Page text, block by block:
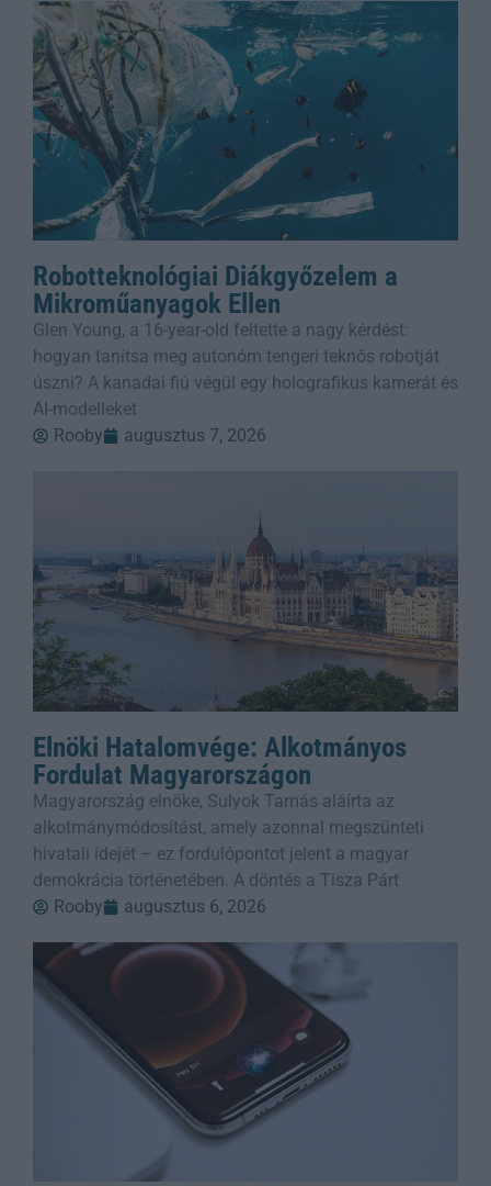
Robotteknológiai Diákgyőzelem a
Mikroműanyagok Ellen
Glen Young, a 16-year-old feltette a nagy kérdést:
hogyan tanítsa meg autonóm tengeri teknős robotját
úszni? A kanadai fiú végül egy holografikus kamerát és
AI-modelleket
Rooby
augusztus 7, 2026
Elnöki Hatalomvége: Alkotmányos
Fordulat Magyarországon
Magyarország elnöke, Sulyok Tamás aláírta az
alkotmánymódosítást, amely azonnal megszünteti
hivatali idejét – ez fordulópontot jelent a magyar
demokrácia történetében. A döntés a Tisza Párt
Rooby
augusztus 6, 2026